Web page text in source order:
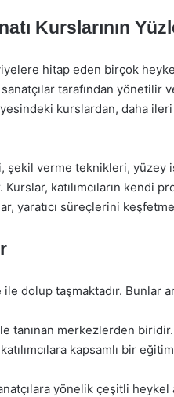
Kurslarının
hitap eden birçok
tarafından yönetilir
kurslardan, daha
şekil verme teknikleri,
katılımcıların kendi
yaratıcı süreçlerini
dolup taşmaktadır. Bunlar
tanınan merkezlerden
kapsamlı bir
yönelik çeşitli